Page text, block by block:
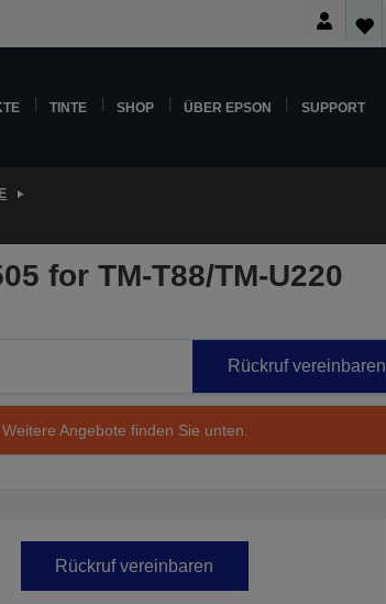
TINTE SHOP ÜBER EPSON SUPPORT
for TM-T88/TM-U220
Rückruf vereinbaren
Angebote finden Sie unten.
Rückruf vereinbaren